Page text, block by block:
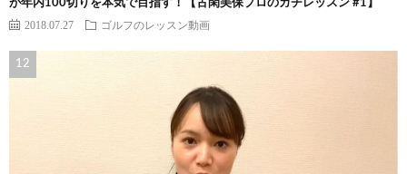
が年内100切りを本気で目指す！【古閑美保プロのガチレッスン #1】
2018.07.27 ゴルフのレッスン動画